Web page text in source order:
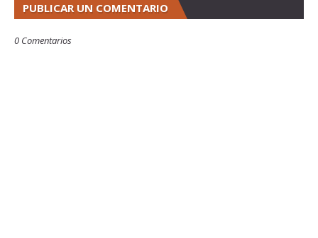
PUBLICAR UN COMENTARIO
0 Comentarios